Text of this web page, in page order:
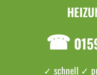
☎
✓ schnell ✓